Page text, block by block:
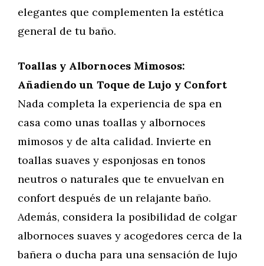
elegantes que complementen la estética
general de tu baño.
Toallas y Albornoces Mimosos:
Añadiendo un Toque de Lujo y Confort
Nada completa la experiencia de spa en
casa como unas toallas y albornoces
mimosos y de alta calidad. Invierte en
toallas suaves y esponjosas en tonos
neutros o naturales que te envuelvan en
confort después de un relajante baño.
Además, considera la posibilidad de colgar
albornoces suaves y acogedores cerca de la
bañera o ducha para una sensación de lujo